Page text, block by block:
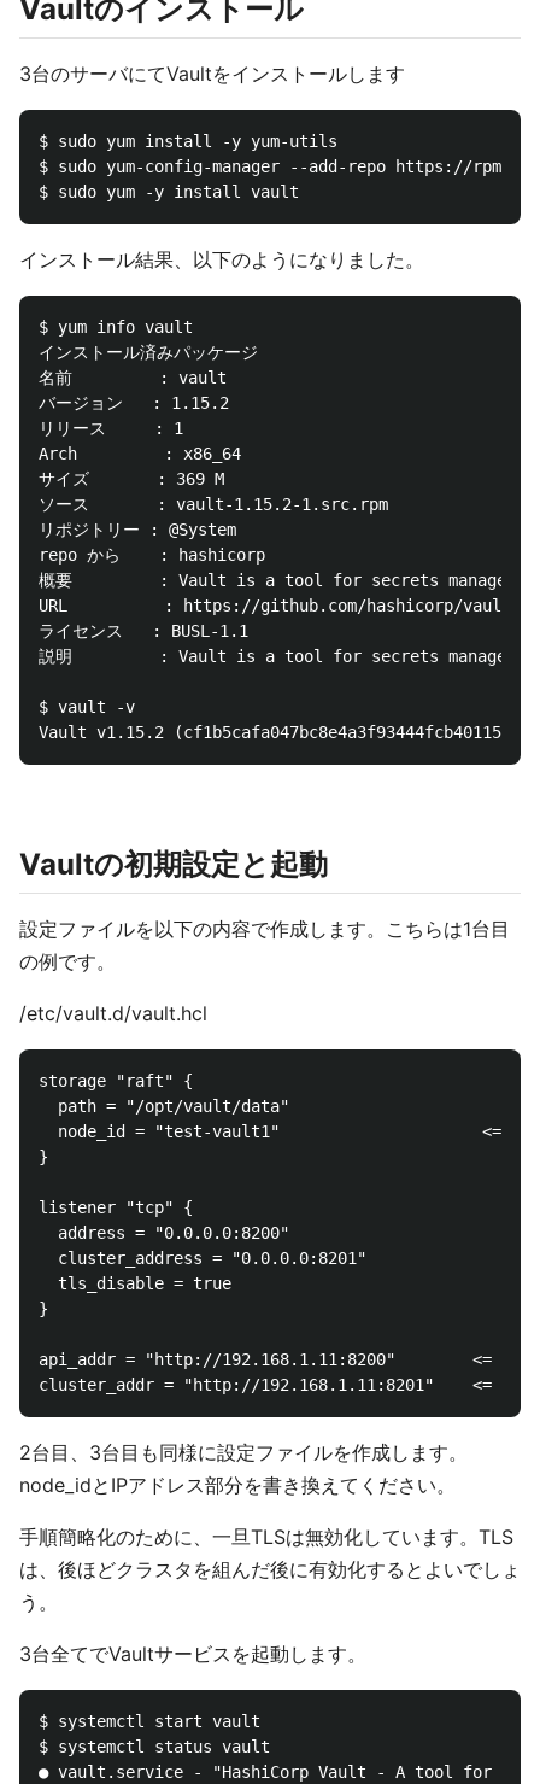
Vaultのインストール
3台のサーバにてVaultをインストールします
$ sudo yum install -y yum-utils
$ sudo yum-config-manager --add-repo https://
インストール結果、以下のようになりました。
$ yum info vault
インストール済みパッケージ
名前         : vault
バージョン   : 1.15.2
リリース     : 1
Arch         : x86_64
サイズ       : 369 M
ソース       : vault-1.15.2-1.src.rpm
リポジトリー : @System
repo から    : hashicorp
概要         : Vault is a tool for secrets
URL          : https://github.com/hashicorp/vault
ライセンス   : BUSL-1.1
説明         : Vault is a tool for secrets
$ vault -v
Vaultの初期設定と起動
設定ファイルを以下の内容で作成します。こちらは1台目
の例です。
/etc/vault.d/vault.hcl
storage "raft" {
  path = "/opt/vault/data"
node_id = "test-vault1"                     <= 2台
}
listener "tcp" {
  address = "0.0.0.0:8200"
  cluster_address = "0.0.0.0:8201"
  tls_disable = true
}
api_addr = "http://192.168.1.11:8200"        <= 2台目、
2台目、3台目も同様に設定ファイルを作成します。
node_idとIPアドレス部分を書き換えてください。
手順簡略化のために、一旦TLSは無効化しています。TLS
は、後ほどクラスタを組んだ後に有効化するとよいでしょ
う。
3台全てでVaultサービスを起動します。
$ systemctl start vault
$ systemctl status vault
● vault.service - "HashiCorp Vault - A tool for